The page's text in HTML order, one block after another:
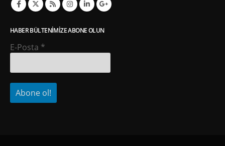
HABER BÜLTENIMIZE ABONE OLUN
E-Posta *